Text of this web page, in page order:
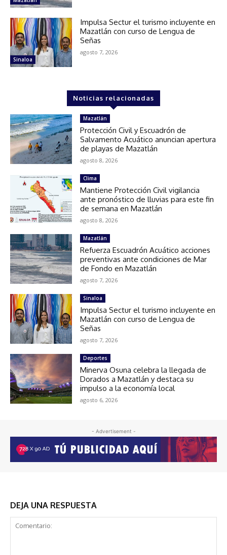
Sinaloa
Impulsa Sectur el turismo incluyente en
Mazatlán con curso de Lengua de
Señas
agosto 7, 2026
Noticias relacionadas
Mazatlán
Protección Civil y Escuadrón de
Salvamento Acuático anuncian apertura
de playas de Mazatlán
agosto 8, 2026
Clima
Mantiene Protección Civil vigilancia
ante pronóstico de lluvias para este fin
de semana en Mazatlán
agosto 8, 2026
Mazatlán
Refuerza Escuadrón Acuático acciones
preventivas ante condiciones de Mar
de Fondo en Mazatlán
agosto 7, 2026
Sinaloa
Impulsa Sectur el turismo incluyente en
Mazatlán con curso de Lengua de
Señas
agosto 7, 2026
Deportes
Minerva Osuna celebra la llegada de
Dorados a Mazatlán y destaca su
impulso a la economía local
agosto 6, 2026
- Advertisement -
DEJA UNA RESPUESTA